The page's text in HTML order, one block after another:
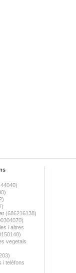
(686216138)
i altres
vegetals
i telèfons